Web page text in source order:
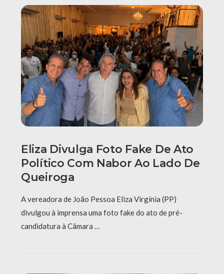
Eliza Divulga Foto Fake De Ato
Político Com Nabor Ao Lado De
Queiroga
A vereadora de João Pessoa Eliza Virgínia (PP)
divulgou à imprensa uma foto fake do ato de pré-
candidatura à Câmara …